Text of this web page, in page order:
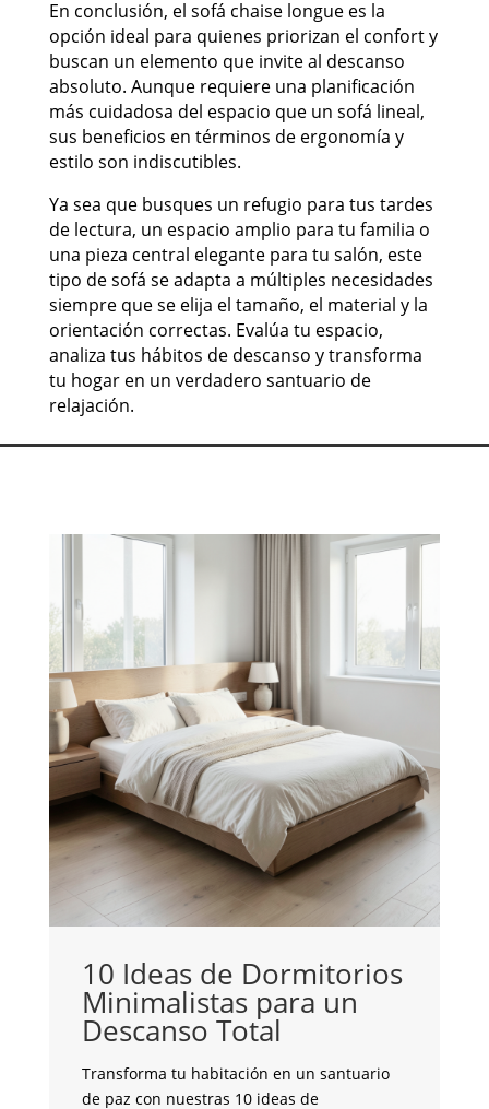
En conclusión, el sofá chaise longue es la
opción ideal para quienes priorizan el confort y
buscan un elemento que invite al descanso
absoluto. Aunque requiere una planificación
más cuidadosa del espacio que un sofá lineal,
sus beneficios en términos de ergonomía y
estilo son indiscutibles.
Ya sea que busques un refugio para tus tardes
de lectura, un espacio amplio para tu familia o
una pieza central elegante para tu salón, este
tipo de sofá se adapta a múltiples necesidades
siempre que se elija el tamaño, el material y la
orientación correctas. Evalúa tu espacio,
analiza tus hábitos de descanso y transforma
tu hogar en un verdadero santuario de
relajación.
10 Ideas de Dormitorios
Minimalistas para un
Descanso Total
Transforma tu habitación en un santuario
de paz con nuestras 10 ideas de